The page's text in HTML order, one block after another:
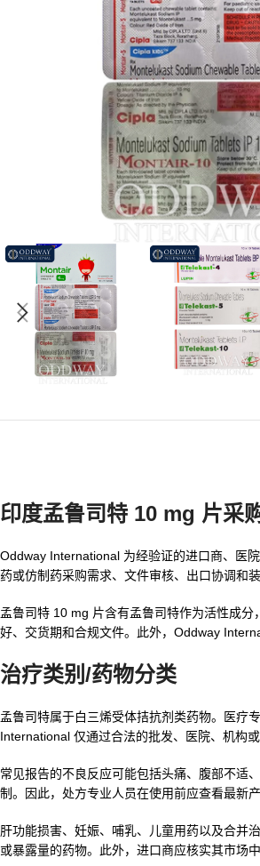
印度孟鲁司特 10 mg 片采
Oddway International 为经验证的进口商、医
药或仿制药采购需求、文件审核、出口协调和
孟鲁司特 10 mg 片含有孟鲁司特作为活性成
好、交货期和合规文件。此外，Oddway
治疗类别/药物分类
孟鲁司特属于白三烯受体拮抗剂类药物。医疗
International 仅通过合法的批发、医院、机构
常见报告的不良反应可能包括头痛、腹部不适
制。因此，处方专业人员在使用前应查看最新
肝功能损害、妊娠、哺乳、儿童用药以及合并
或暴露量的药物。此外，进口商应核实其市场